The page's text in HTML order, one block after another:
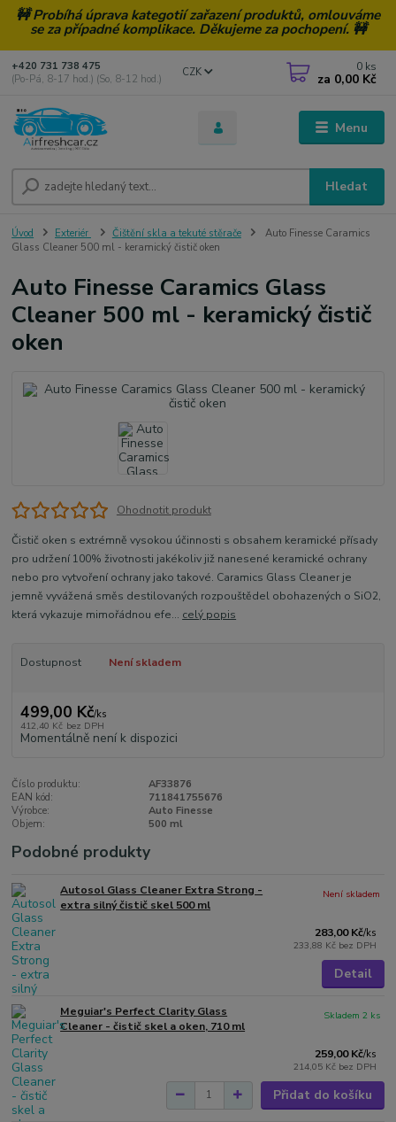
🚧 Probíhá úprava kategotií zařazení produktů, omlouváme
se za případné komplikace. Děkujeme za pochopení. 🚧
Menu
CZK
Hledat
+420 731 738 475
(Po-Pá, 8-17 hod.) (So, 8-12 hod.)
0 ks
za 0,00 Kč
Úvod Exteriér Čištění skla a tekuté stěrače
Auto Finesse Caramics
Glass Cleaner 500 ml - keramický čistič oken
Auto Finesse Caramics Glass
Cleaner 500 ml - keramický čistič
oken
Ohodnotit produkt
Čistič oken s extrémně vysokou účinnosti s obsahem keramické přísady
pro udržení 100% životnosti jakékoliv již nanesené keramické ochrany
nebo pro vytvoření ochrany jako takové. Caramics Glass Cleaner je
jemně vyvážená směs destilovaných rozpouštědel obohazených o SiO2,
která vykazuje mimořádnou efe... celý popis
Dostupnost Není skladem
499,00 Kč/ks
412,40 Kč bez DPH
Momentálně není k dispozici
Číslo produktu:
AF33876
EAN kód:
711841755676
Výrobce:
Auto Finesse
Objem:
500 ml
Podobné produkty
Autosol Glass Cleaner Extra Strong -
extra silný čistič skel 500 ml
283,00 Kč/ks
233,88 Kč bez DPH
Není skladem
Detail
Meguiar's Perfect Clarity Glass
Cleaner - čistič skel a oken, 710 ml
259,00 Kč/ks
214,05 Kč bez DPH
Skladem 2 ks
Přidat do košíku